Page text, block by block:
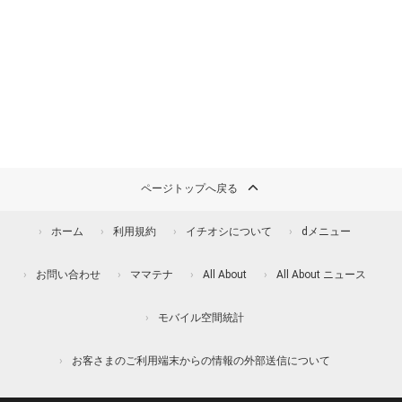
ページトップへ戻る
ホーム 利用規約 イチオシについて dメニュー
お問い合わせ ママテナ All About All About ニュース
モバイル空間統計
お客さまのご利用端末からの情報の外部送信について